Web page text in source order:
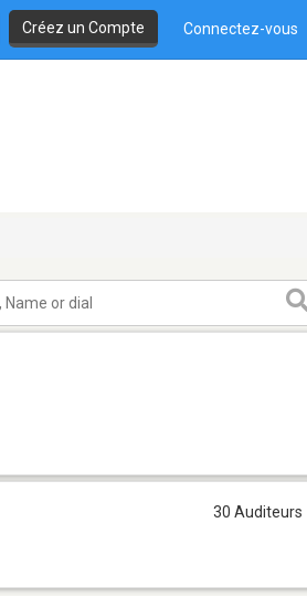
Créez un Compte Connectez-vous
30 Auditeurs